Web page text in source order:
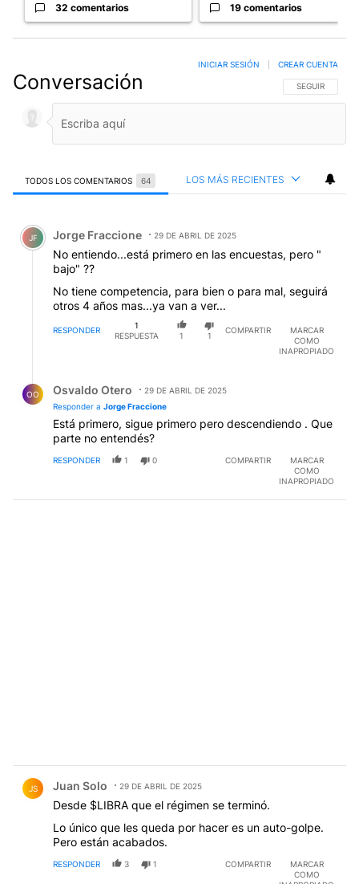
32 comentarios 19 comentarios
Conversación SIGA ESTA
SEGUIR
INICIAR SESIÓN CREAR CUENTA
TODOS LOS COMENTARIOS 64 LOS MÁS RECIENTES
Comentario de Jorge Fraccione.
JF Jorge Fraccione 29 DE ABRIL DE 2025
No entiendo...está primero en las encuestas, pero "
bajo" ??
No tiene competencia, para bien o para mal, seguirá
otros 4 años mas...ya van a ver...
RESPONDER
1
RESPUESTA
1 1
COMPARTIR
MARCAR
COMO
INAPROPIADO
OO Osvaldo Otero
29 DE ABRIL DE 2025
Responder a Jorge Fraccione
Está primero, sigue primero pero descendiendo . Que
parte no entendés?
RESPONDER 1 0 COMPARTIR
MARCAR
COMO
INAPROPIADO
JS Juan Solo 29 DE ABRIL DE 2025
Desde $LIBRA que el régimen se terminó.
Lo único que les queda por hacer es un auto-golpe.
Pero están acabados.
RESPONDER 3 1 COMPARTIR
MARCAR
COMO